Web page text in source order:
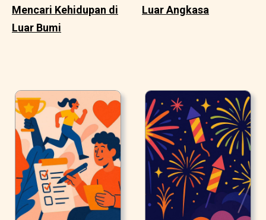
Mencari Kehidupan di
Luar Bumi
Luar Angkasa